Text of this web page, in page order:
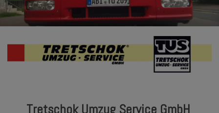
Tretschok Umzug Service GmbH